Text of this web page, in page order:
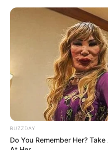
BUZZDAY
Do You Remember Her?